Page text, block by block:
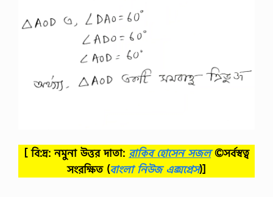
[ বি:দ্র: নমুনা উত্তর দাতা: রাকিব হোসেন সজল ©সর্বস্বত্ব
সংরক্ষিত (বাংলা নিউজ এক্সপ্রেস)]